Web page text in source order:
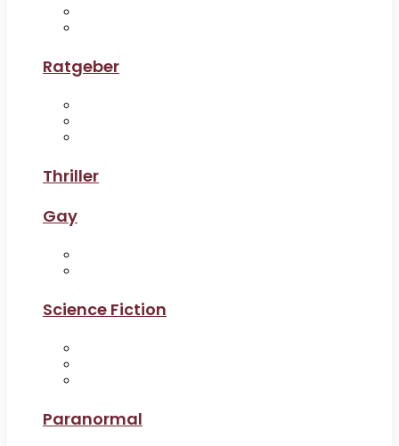
Ratgeber
Thriller
Gay
Science Fiction
Paranormal